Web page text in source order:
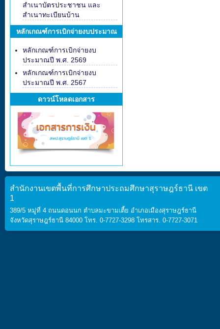
สำเนาบัตรประชาชน และ
สำเนาทะเบียนบ้าน
หลักเกณฑ์การเบิกจ่ายงบประมาณ
หลักเกณฑ์การเบิกจ่ายงบ
ประมาณปี พ.ศ. 2569
หลักเกณฑ์การเบิกจ่ายงบ
ประมาณปี พ.ศ. 2567
ดาวน์โหลดเอกสาร
สำนักงานเขตพื้นที่การศึกษาประถมศึกษาสุราษฎร์ธานี เขต
1
389/5 หมู่ที่ 4 ถนนดอนนก ตำบลมะขามเตี้ย อำเภอเมืองสุราษฎร์ธานี
จังหวัดสุราษฎร์ธานี 84000 โทร. 0-7727-3298 โทรสาร. 0-7727-3071